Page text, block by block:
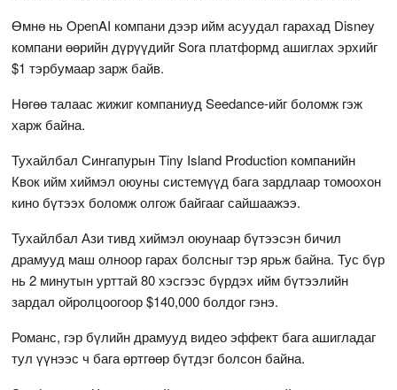
Өмнө нь OpenAI компани дээр ийм асуудал гарахад Disney
компани өөрийн дүрүүдийг Sora платформд ашиглах эрхийг
$1 тэрбумаар зарж байв.
Нөгөө талаас жижиг компаниуд Seedance-ийг боломж гэж
харж байна.
Тухайлбал Сингапурын Tiny Island Production компанийн
Квок ийм хиймэл оюуны системүүд бага зардлаар томоохон
кино бүтээх боломж олгож байгааг сайшаажээ.
Тухайлбал Ази тивд хиймэл оюунаар бүтээсэн бичил
драмууд маш олноор гарах болсныг тэр ярьж байна. Тус бүр
нь 2 минутын урттай 80 хэсгээс бүрдэх ийм бүтээлийн
зардал ойролцоогоор $140,000 болдог гэнэ.
Романс, гэр бүлийн драмууд видео эффект бага ашигладаг
тул үүнээс ч бага өртгөөр бүтдэг болсон байна.